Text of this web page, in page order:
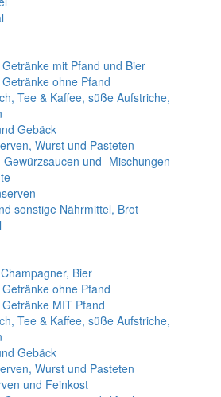
mit Pfand und Bier
ohne Pfand
Tee & Kaffee, süße Aufstriche,
Gebäck
Wurst und Pasteten
Gewürzsaucen und -Mischungen
sonstige Nährmittel, Brot
Bier
ohne Pfand
MIT Pfand
Tee & Kaffee, süße Aufstriche,
Gebäck
Wurst und Pasteten
und Feinkost